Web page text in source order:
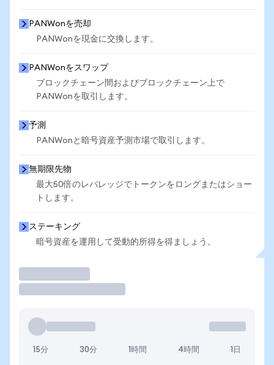
PANWonを売却
PANWonを現金に交換します。
PANWonをスワップ
ブロックチェーン間およびブロックチェーン上で
PANWonを取引します。
予測
PANWonと暗号資産予測市場で取引します。
無期限先物
最大50倍のレバレッジでトークンをロングまたはショー
トします。
ステーキング
暗号資産を運用して受動的所得を得ましょう。
15分 30分 1時間 4時間 1日